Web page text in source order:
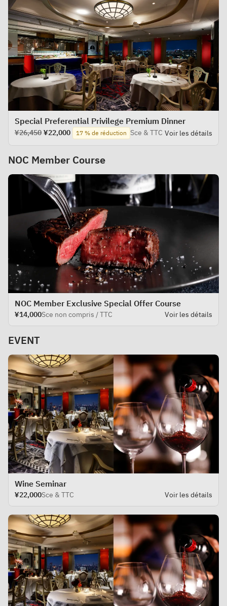
Special Preferential Privilege Premium Dinner
¥26,450 ¥22,000 17 % de réduction Sce & TTC Voir les détails
NOC Member Course
NOC Member Exclusive Special Offer Course
¥14,000Sce non compris / TTC Voir les détails
EVENT
Wine Seminar
¥22,000Sce & TTC Voir les détails